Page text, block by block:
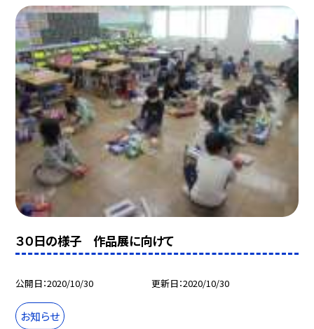
３０日の様子 作品展に向けて
公開日 2020/10/30 更新日 2020/10/30
お知らせ